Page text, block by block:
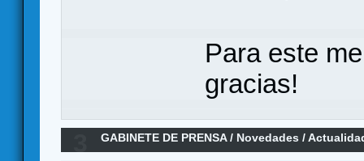
Para este
gracias!
GABINETE DE PRENSA/ Novedades /